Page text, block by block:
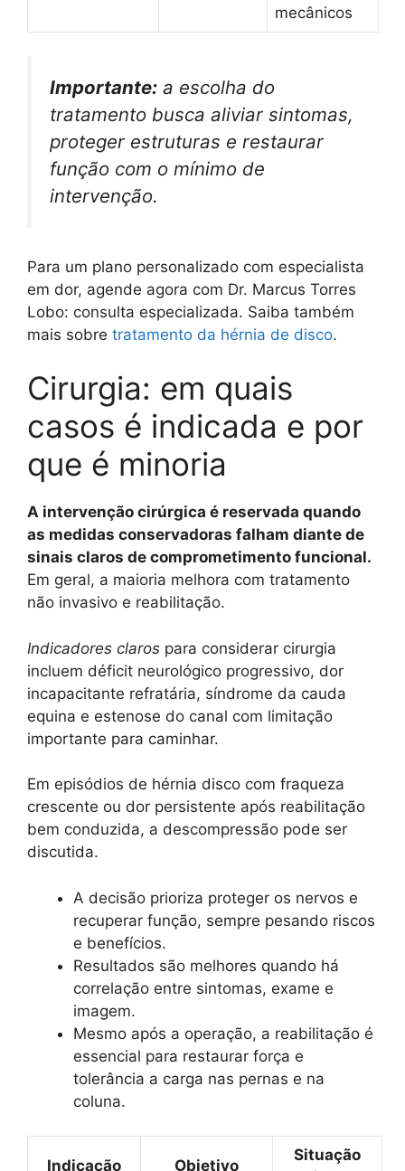
mecânicos
Importante: a escolha do
tratamento busca aliviar sintomas,
proteger estruturas e restaurar
função com o mínimo de
intervenção.
Para um plano personalizado com especialista
em dor, agende agora com Dr. Marcus Torres
Lobo: consulta especializada. Saiba também
mais sobre tratamento da hérnia de disco.
Cirurgia: em quais
casos é indicada e por
que é minoria
A intervenção cirúrgica é reservada quando
as medidas conservadoras falham diante de
sinais claros de comprometimento funcional.
Em geral, a maioria melhora com tratamento
não invasivo e reabilitação.
Indicadores claros para considerar cirurgia
incluem déficit neurológico progressivo, dor
incapacitante refratária, síndrome da cauda
equina e estenose do canal com limitação
importante para caminhar.
Em episódios de hérnia disco com fraqueza
crescente ou dor persistente após reabilitação
bem conduzida, a descompressão pode ser
discutida.
A decisão prioriza proteger os nervos e
recuperar função, sempre pesando riscos
e benefícios.
Resultados são melhores quando há
correlação entre sintomas, exame e
imagem.
Mesmo após a operação, a reabilitação é
essencial para restaurar força e
tolerância a carga nas pernas e na
coluna.
Indicação Objetivo
Situação